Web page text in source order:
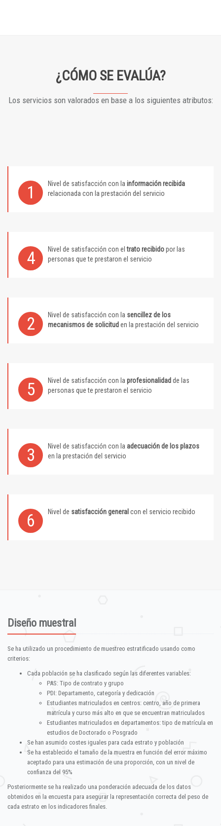
¿CÓMO SE EVALÚA?
Los servicios son valorados en base a los siguientes atributos:
1 Nivel de satisfacción con la información recibida
relacionada con la prestación del servicio
4 Nivel de satisfacción con eltrato recibidopor las
personas que te prestaron el servicio
2 Nivel de satisfacción con la sencillez de los
mecanismos de solicitud en la prestación del servicio
5 Nivel de satisfacción con la profesionalidad de las
personas que te prestaron el servicio
3 Nivel de satisfacción con la adecuación de los plazos
en la prestación del servicio
6 Nivel de satisfacción general con el servicio recibido
Diseño muestral
Se ha utilizado un procedimiento de muestreo estratificado usando como
criterios:
Cada población se ha clasificado según las diferentes variables:
PAS: Tipo de contrato y grupo
PDI: Departamento, categoría y dedicación
Estudiantes matriculados en centros: centro, año de primera
matrícula y curso más alto en que se encuentran matriculados
Estudiantes matriculados en departamentos: tipo de matrícula en
estudios de Doctorado o Posgrado
Se han asumido costes iguales para cada estrato y población
Se ha establecido el tamaño de la muestra en función del error máximo
aceptado para una estimación de una proporción, con un nivel de
confianza del 95%
Posteriormente se ha realizado una ponderación adecuada de los datos
obtenidos en la encuesta para asegurar la representación correcta del peso de
cada estrato en los indicadores finales.